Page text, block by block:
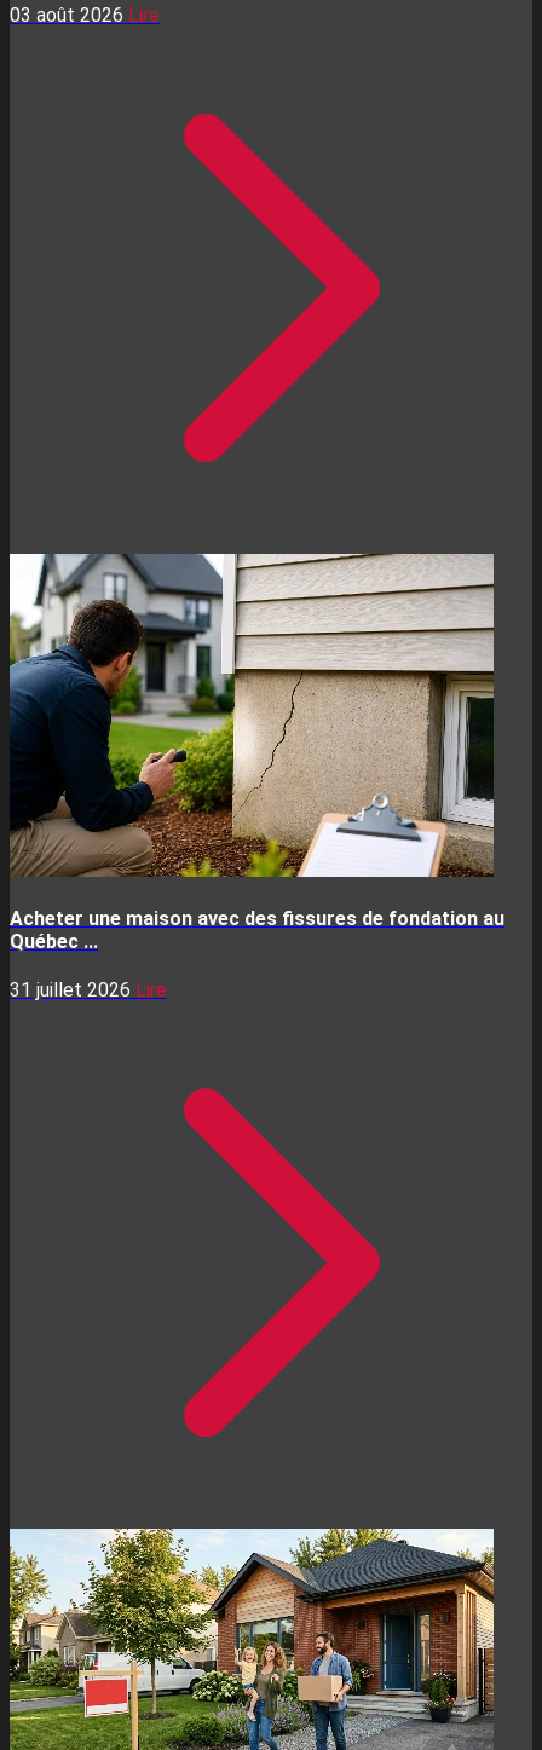
03 août 2026 Lire
Acheter une maison avec des fissures de fondation au
Québec ...
31 juillet 2026 Lire